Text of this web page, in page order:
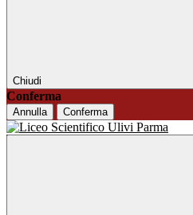
Chiudi
Conferma
Annulla Conferma